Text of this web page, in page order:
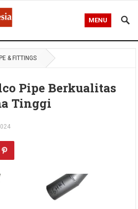
MENU
& FITTINGS
Pipe Berkualitas
Tinggi